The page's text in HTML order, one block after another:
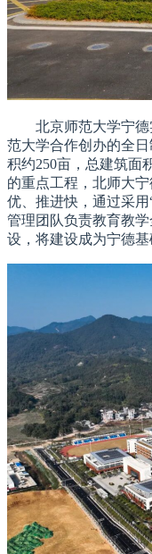
北京师范大学宁
范大学合作创办的全
积约250亩，总建筑面
的重点工程，北师大
优、推进快，通过采
管理团队负责教育教
设，将建设成为宁德基